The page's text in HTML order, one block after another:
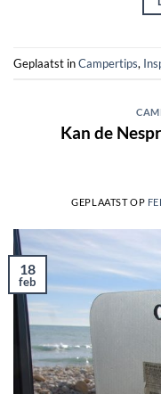
Geplaatst inCampertips,
Kan de
GEPLAATST OP
18
feb